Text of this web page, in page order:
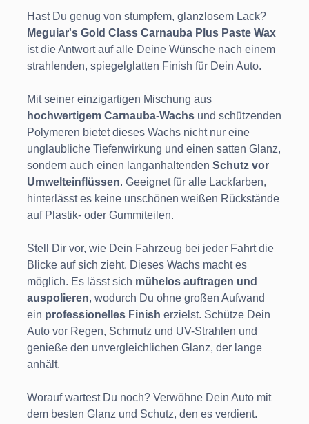
Hast Du genug von stumpfem, glanzlosem Lack?
Meguiar's Gold Class Carnauba Plus Paste Wax
ist die Antwort auf alle Deine Wünsche nach einem
strahlenden, spiegelglatten Finish für Dein Auto.
Mit seiner einzigartigen Mischung aus
hochwertigem Carnauba-Wachs und schützenden
Polymeren bietet dieses Wachs nicht nur eine
unglaubliche Tiefenwirkung und einen satten Glanz,
sondern auch einen langanhaltenden Schutz vor
Umwelteinflüssen. Geeignet für alle Lackfarben,
hinterlässt es keine unschönen weißen Rückstände
auf Plastik- oder Gummiteilen.
Stell Dir vor, wie Dein Fahrzeug bei jeder Fahrt die
Blicke auf sich zieht. Dieses Wachs macht es
möglich. Es lässt sich mühelos auftragen und
auspolieren, wodurch Du ohne großen Aufwand
ein professionelles Finish erzielst. Schütze Dein
Auto vor Regen, Schmutz und UV-Strahlen und
genieße den unvergleichlichen Glanz, der lange
anhält.
Worauf wartest Du noch? Verwöhne Dein Auto mit
dem besten Glanz und Schutz, den es verdient.